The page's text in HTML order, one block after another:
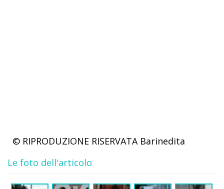
© RIPRODUZIONE RISERVATA Barinedita
Le foto dell'articolo